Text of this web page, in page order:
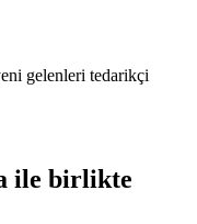
gelenleri tedarikçi
ile birlikte